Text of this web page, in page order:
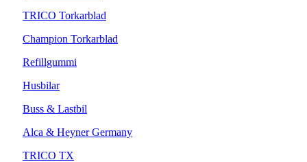
TRICO Torkarblad
Champion Torkarblad
Refillgummi
Husbilar
Buss & Lastbil
Alca & Heyner Germany
TRICO TX